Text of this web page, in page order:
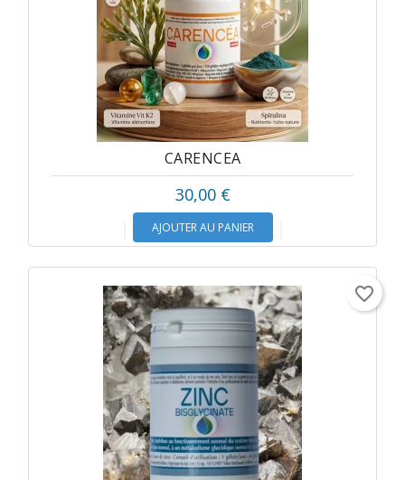
CARENCEA
30,00 €
AJOUTER AU PANIER
favorite_border